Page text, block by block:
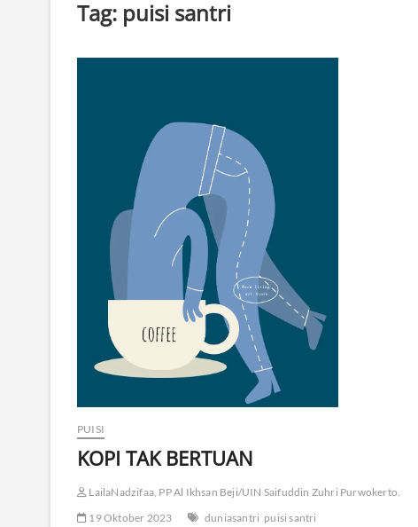
Tag: puisi santri
PUISI
KOPI TAK BERTUAN
LailaNadzifaa, PP Al Ikhsan Beji/UIN Saifuddin Zuhri Purwokerto.
19 Oktober 2023
duniasantri puisi santri